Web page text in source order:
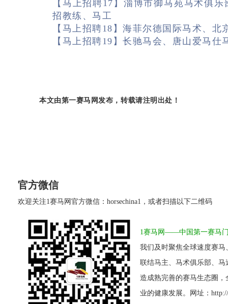
【马上招聘17】淄博市御马苑马术俱
招教练、马工
【马上招聘18】海菲尔德国际马术、
【马上招聘19】长驰马会、唐山爱马仕
本文由第一赛马网发布， 转载请注明出处 ！
官方微信
欢迎关注1赛马网官方微信：horsechina1，或者扫描以下二维码
1赛马网——中国第一赛马
我们及时聚焦全球速度赛
联结马主、马术俱乐部、
造成熟完善的赛马生态圈
业的健康发展。网址：http://